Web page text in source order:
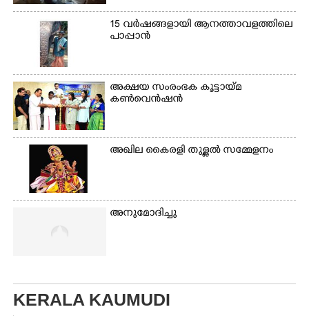
സഹകരണ-എക്സൈസ്
വകുപ്പ് മന്ത്രി എം. ലിജു,
കൃഷിവകുപ്പ് മന്ത്രി ടി.
സിദ്ദിഖ്, റെജി ചെറിയാൻ
എം. എൽ. എ എന്നിവർ
സമീപം
15 വർഷങ്ങളായി ആനത്താവളത്തിലെ
പാപ്പാൻ
അക്ഷയ സംരംഭക കൂട്ടായ്മ
കൺവെൻഷൻ
അഖില കൈരളി തുള്ളൽ സമ്മേളനം
അനുമോദിച്ചു
KERALA KAUMUDI